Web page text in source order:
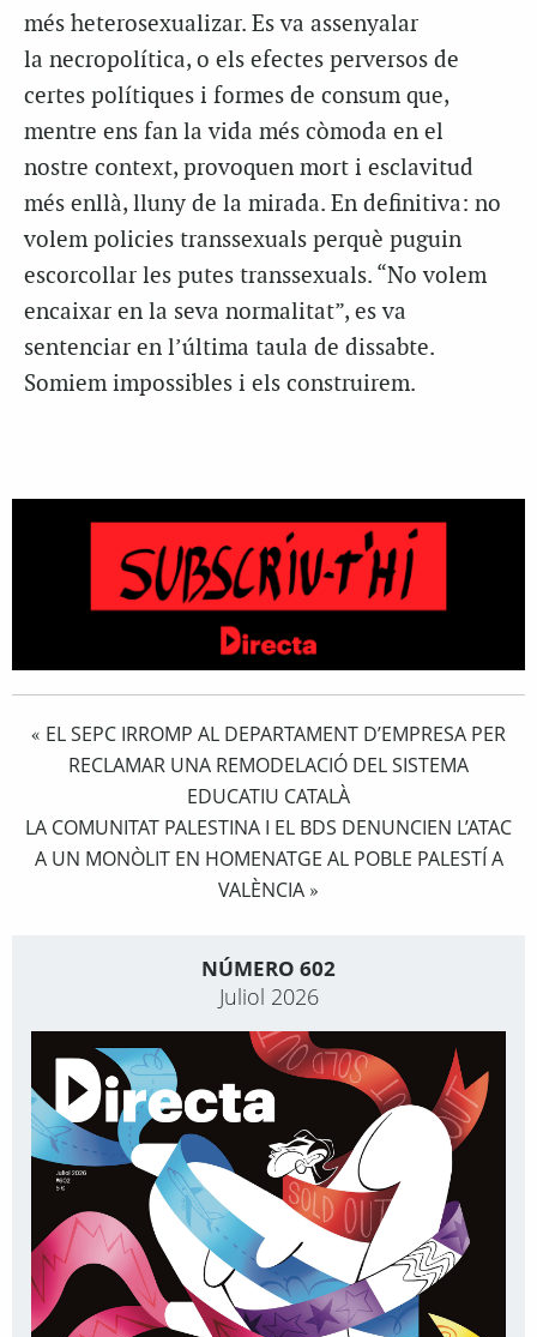
més heterosexualizar. Es va assenyalar
la necropolítica, o els efectes perversos de
certes polítiques i formes de consum que,
mentre ens fan la vida més còmoda en el
nostre context, provoquen mort i esclavitud
més enllà, lluny de la mirada. En definitiva: no
volem policies transsexuals perquè puguin
escorcollar les putes transsexuals. “No volem
encaixar en la seva normalitat”, es va
sentenciar en l’última taula de dissabte.
Somiem impossibles i els construirem.
« EL SEPC IRROMP AL DEPARTAMENT D’EMPRESA PER
RECLAMAR UNA REMODELACIÓ DEL SISTEMA
EDUCATIU CATALÀ
LA COMUNITAT PALESTINA I EL BDS DENUNCIEN L’ATAC
A UN MONÒLIT EN HOMENATGE AL POBLE PALESTÍ A
VALÈNCIA »
NÚMERO 602
Juliol 2026